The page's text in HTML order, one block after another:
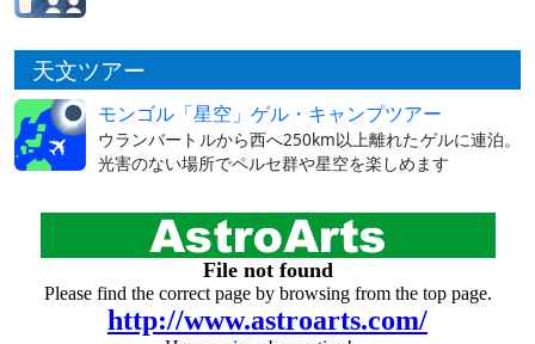
天文ツアー
モンゴル「星空」ゲル・キャンプツアー
ウランバートルから西へ250km以上離れたゲルに連泊。
光害のない場所でペルセ群や星空を楽しめます